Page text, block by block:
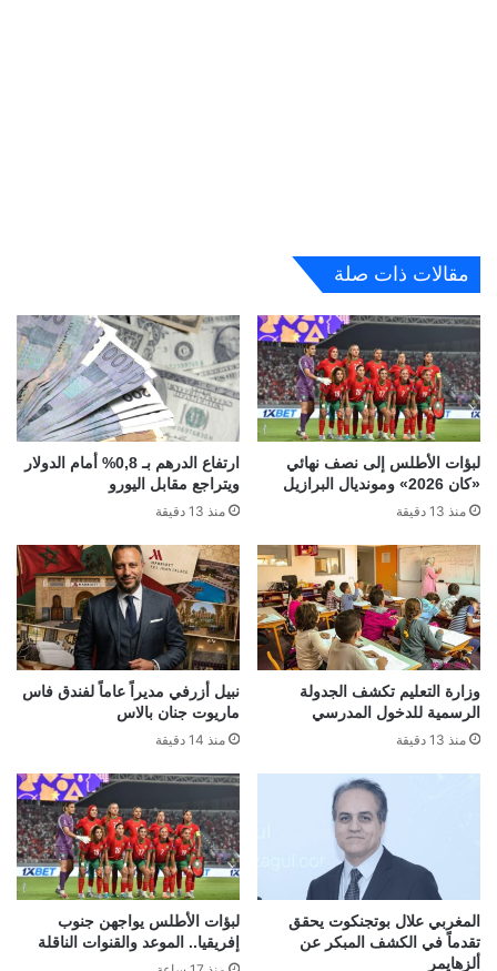
مقالات ذات صلة
لبؤات الأطلس إلى نصف نهائي
«كان 2026» ومونديال البرازيل
منذ 13 دقيقة
ارتفاع الدرهم بـ 0,8% أمام الدولار
ويتراجع مقابل اليورو
منذ 13 دقيقة
وزارة التعليم تكشف الجدولة
الرسمية للدخول المدرسي
منذ 13 دقيقة
نبيل أزرفي مديراً عاماً لفندق فاس
ماريوت جنان بالاس
منذ 14 دقيقة
المغربي علال بوتجنكوت يحقق
تقدماً في الكشف المبكر عن
ألزهايمر
لبؤات الأطلس يواجهن جنوب
إفريقيا.. الموعد والقنوات الناقلة